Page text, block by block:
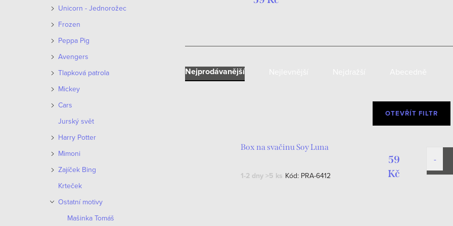
n
n
n
Unicorn - Jednorožec
Frozen
Peppa Pig
Avengers
Tlapková patrola
Mickey
Cars
Jurský svět
Harry Potter
Mimoni
Zajíček Bing
Krteček
Ostatní motivy
Mašinka Tomáš
Ř
Nejprodávanější
OTEVŘÍT FILTR
Box na svačinu Soy Luna
1-2 dny >5 ks Kód: PRA-6412
59
Kč